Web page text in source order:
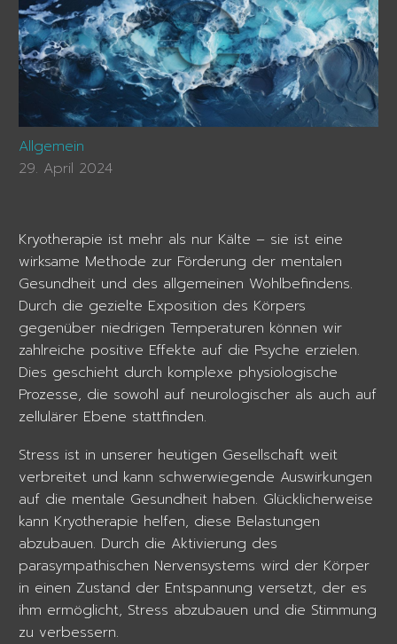
Allgemein
29. April 2024
Kryotherapie ist mehr als nur Kälte – sie ist eine
wirksame Methode zur Förderung der mentalen
Gesundheit und des allgemeinen Wohlbefindens.
Durch die gezielte Exposition des Körpers
gegenüber niedrigen Temperaturen können wir
zahlreiche positive Effekte auf die Psyche erzielen.
Dies geschieht durch komplexe physiologische
Prozesse, die sowohl auf neurologischer als auch auf
zellulärer Ebene stattfinden.
Stress ist in unserer heutigen Gesellschaft weit
verbreitet und kann schwerwiegende Auswirkungen
auf die mentale Gesundheit haben. Glücklicherweise
kann Kryotherapie helfen, diese Belastungen
abzubauen. Durch die Aktivierung des
parasympathischen Nervensystems wird der Körper
in einen Zustand der Entspannung versetzt, der es
ihm ermöglicht, Stress abzubauen und die Stimmung
zu verbessern.